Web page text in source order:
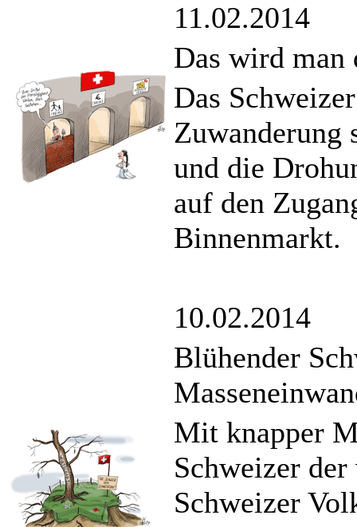
11.02.2014
Das wird man
Das
Zuwanderung
und die
auf den
Binnenmarkt.
10.02.2014
Blühender
Mit knapper
Schweizer
Schweizer